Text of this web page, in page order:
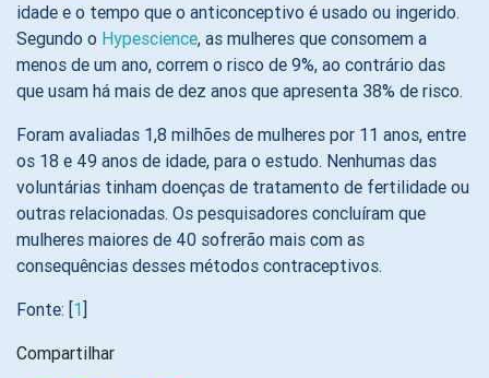
idade e o tempo que o anticonceptivo é usado ou ingerido.
Segundo o Hypescience, as mulheres que consomem a
menos de um ano, correm o risco de 9%, ao contrário das
que usam há mais de dez anos que apresenta 38% de risco.
Foram avaliadas 1,8 milhões de mulheres por 11 anos, entre
os 18 e 49 anos de idade, para o estudo. Nenhumas das
voluntárias tinham doenças de tratamento de fertilidade ou
outras relacionadas. Os pesquisadores concluíram que
mulheres maiores de 40 sofrerão mais com as
consequências desses métodos contraceptivos.
Fonte: [1]
Compartilhar